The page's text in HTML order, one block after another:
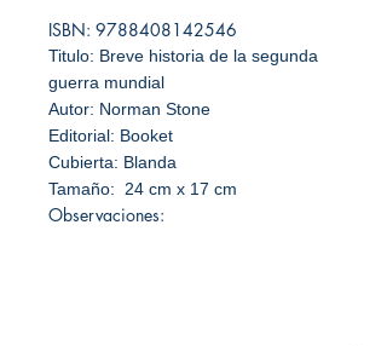
ISBN: 9788408142546
Titulo: Breve historia de la segunda
guerra mundial
Autor: Norman Stone
Editorial: Booket
Cubierta: Blanda
Tamaño: 24 cm x 17 cm
Observaciones: